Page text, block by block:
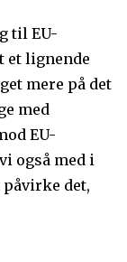
til EU-
et lignende
mere på det
med
EU-
også med i
det,